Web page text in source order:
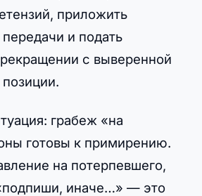
приложить
и подать
с выверенной
грабеж «на
готовы к примирению.
на потерпевшего,
иначе…» — это